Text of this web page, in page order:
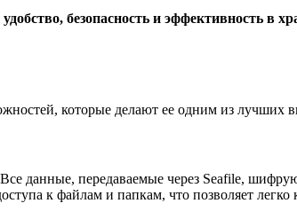
безопасность и эффективность в
которые делают ее одним из
данные, передаваемые через Seafile,
к файлам и папкам, что позволяет